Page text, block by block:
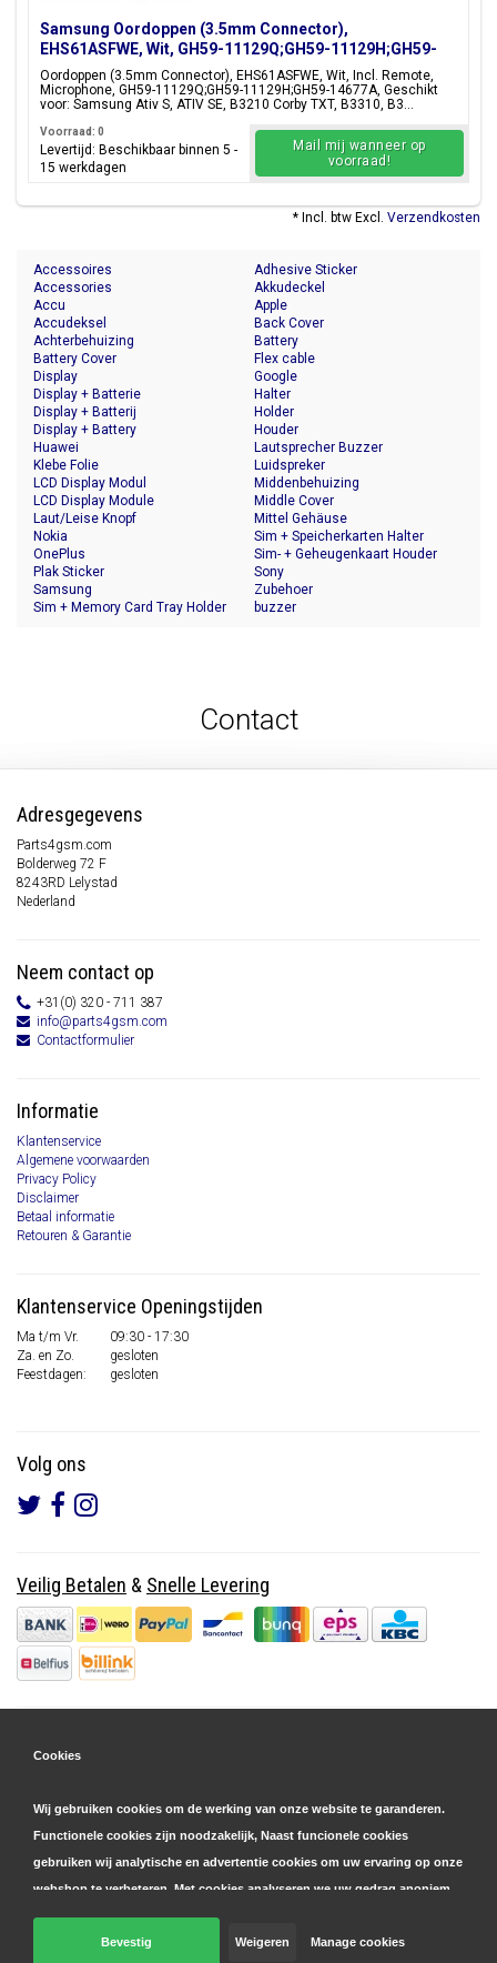
Samsung Oordoppen (3.5mm Connector),
EHS61ASFWE, Wit, GH59-11129Q;GH59-11129H;GH59-
14677A
Oordoppen (3.5mm Connector), EHS61ASFWE, Wit, Incl. Remote,
Microphone, GH59-11129Q;GH59-11129H;GH59-14677A, Geschikt
voor: Samsung Ativ S, ATIV SE, B3210 Corby TXT, B3310, B3...
Voorraad: 0
Levertijd: Beschikbaar binnen 5 -
15 werkdagen
Mail mij wanneer op
voorraad!
* Incl. btw Excl. Verzendkosten
Accessoires
Accessories
Accu
Accudeksel
Achterbehuizing
Adhesive Sticker
Akkudeckel
Apple
Back Cover
Battery
Battery Cover
Display
Display + Batterie
Display + Batterij
Display + Battery
Flex cable
Google
Halter
Holder
Houder
Huawei
Klebe Folie
LCD Display Modul
LCD Display Module
Laut/Leise Knopf
Lautsprecher Buzzer
Luidspreker
Middenbehuizing
Middle Cover
Mittel Gehäuse
Nokia
OnePlus
Plak Sticker
Samsung
Sim + Memory Card Tray Holder
Sim + Speicherkarten Halter
Sim- + Geheugenkaart Houder
Sony
Zubehoer
buzzer
Contact
Adresgegevens
Parts4gsm.com
Bolderweg 72 F
8243RD Lelystad
Nederland
Neem contact op
+31(0) 320 - 711 387
info@parts4gsm.com
Contactformulier
Informatie
Klantenservice
Algemene voorwaarden
Privacy Policy
Disclaimer
Betaal informatie
Retouren & Garantie
Klantenservice Openingstijden
Ma t/m Vr.
09:30 - 17:30
Za. en Zo.
gesloten
Feestdagen:
gesloten
Volg ons
Veilig Betalen & Snelle Levering
© Copyright 2026 Parts4GSM - Design byWebdinge.nl
Cookies
Wij gebruiken cookies om de werking van onze website te garanderen.
Functionele cookies zijn noodzakelijk, Naast funcionele cookies
gebruiken wij analytische en advertentie cookies om uw ervaring op onze
webshop te verbeteren. Met cookies analyseren we uw gedrag anoniem,
zowel binnen als buiten onze website, om onze diensten te
personaliseren en advertenties te tonen. Lees hier meer over in onze
Bevestig Weigeren Manage cookies